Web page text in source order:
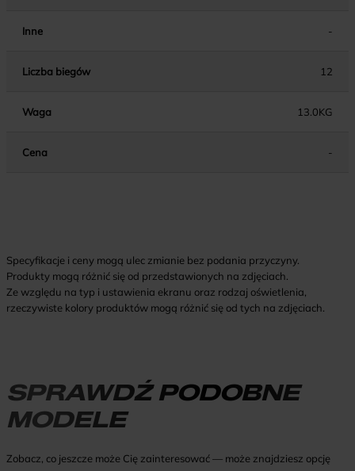
Inne -
Liczba biegów 12
Waga 13.0KG
Cena -
Specyfikacje i ceny mogą ulec zmianie bez podania przyczyny.
Produkty mogą różnić się od przedstawionych na zdjęciach.
Ze względu na typ i ustawienia ekranu oraz rodzaj oświetlenia,
rzeczywiste kolory produktów mogą różnić się od tych na zdjęciach.
SPRAWDŹ PODOBNE
MODELE
Zobacz, co jeszcze może Cię zainteresować — może znajdziesz opcję